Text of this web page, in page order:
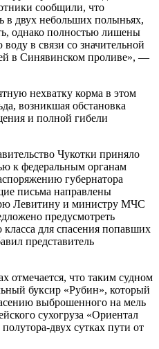
сообщили, что
в двух небольших полыньях,
однако полностью лишены
в связи со значительной
в Синявинском проливе», —
нехватку корма в этом
возникшая обстановка
и полной гибели
Чукотки приняло
к федеральным органам
губернатора
письма направлены
Левитину и министру МЧС
предусмотреть
класса для спасения попавших
представитель
отмечается, что таким судном
буксир «Рубин», который
выброшенного на мель
сухогруза «Ориентал
двух сутках пути от